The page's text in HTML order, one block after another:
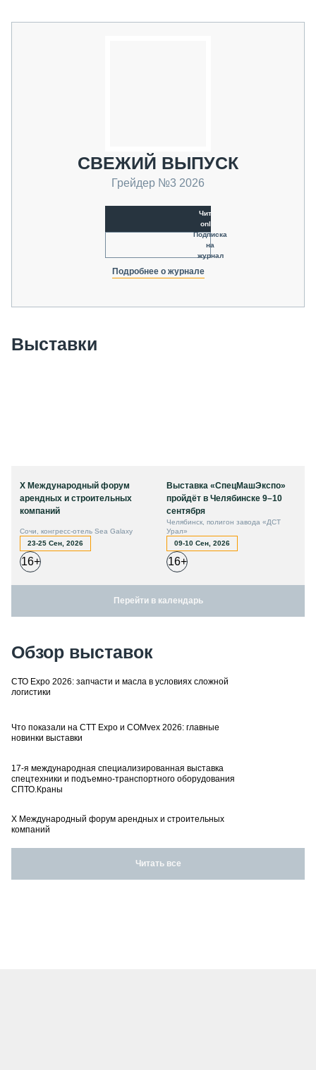
СВЕЖИЙ ВЫПУСК
Грейдер №3 2026
Читать
online
Подписка
на
журнал
Подробнее о журнале
Выставки
X Международный форум
арендных и строительных
компаний
Сочи, конгресс-отель Sea Galaxy
23-25 Сен, 2026
16+
Выставка «СпецМашЭкспо»
пройдёт в Челябинске 9–10
сентября
Челябинск, полигон завода «ДСТ
Урал»
09-10 Сен, 2026
16+
Перейти в календарь
Обзор выставок
СТО Expo 2026: запчасти и масла в условиях сложной
логистики
Что показали на CTT Expo и COMvex 2026: главные
новинки выставки
17-я международная специализированная выставка
спецтехники и подъемно-транспортного оборудования
СПТО.Краны
X Международный форум арендных и строительных
компаний
Читать все